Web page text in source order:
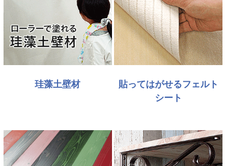
珪藻土壁材
貼ってはがせるフェルト
シート